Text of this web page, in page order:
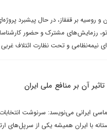
و روسیه بر قفقاز، در حال پیشبرد
رزمایش‌های مشترک و حضور
نیمه‌نظامی و تحت نظارت ائتلاف
آن بر منافع ملی ایران
ایرانی می‌نویسد: سرنوشت
با ایران همیشه یکی از سرپل‌های